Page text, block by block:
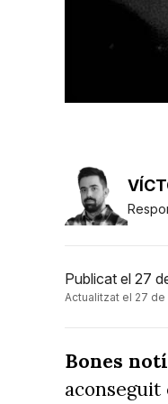
Publicat el 27
Actualitzat el 27 de
Bones
aconseguit